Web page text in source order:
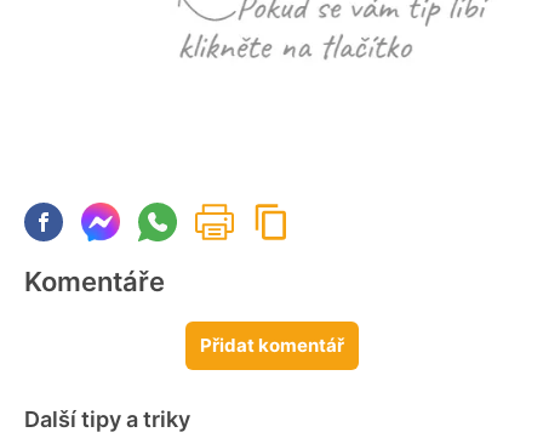
Komentáře
Přidat komentář
Další tipy a triky